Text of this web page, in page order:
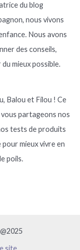
du blog
nous vivons
Nous avons
des conseils,
mieux possible.
Balou et Filou ! Ce
vous partageons nos
tests de produits
mieux vivre en
poils.
site